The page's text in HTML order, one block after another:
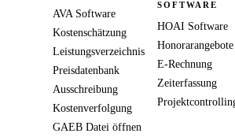
AVA Software
Kostenschätzung
Leistungsverzeichnis
Preisdatenbank
Ausschreibung
Kostenverfolgung
GAEB Datei öffnen
SOFTWARE
HOAI Software
Honorarangebote
E-Rechnung
Zeiterfassung